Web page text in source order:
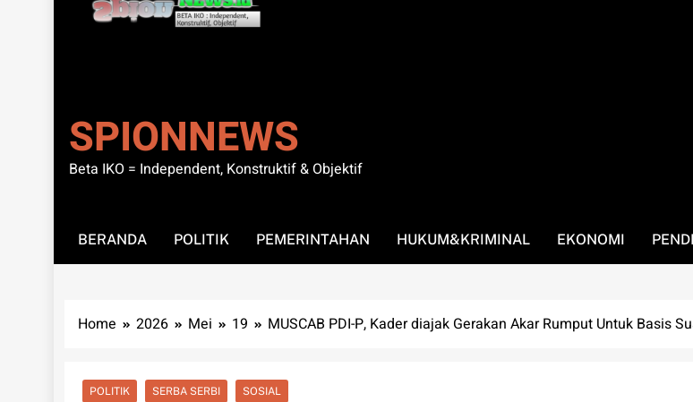
SPIONNEWS
Beta IKO = Independent, Konstruktif & Objektif
BERANDA POLITIK PEMERINTAHAN HUKUM&KRIMINAL EKONOMI
Home 2026 Mei 19 MUSCAB PDI-P, Kader diajak Gerakan Akar Rumput Untuk Basis
POLITIK SERBA SERBI SOSIAL